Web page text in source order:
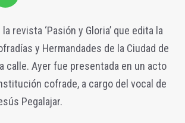
revista ‘Pasión y Gloria’ que edita la
y Hermandades de la Ciudad de
calle. Ayer fue presentada en un acto
cofrade, a cargo del vocal de
Pegalajar.